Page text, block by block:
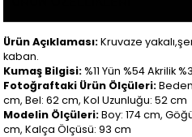
Ürün Açıklaması:Kruvaze
kaban.
Kumaş Bilgisi:%11 Yün %54 Akrilik
Fotoğraftaki Ürün Ölçüleri:
cm, Bel: 62 cm, Kol Uzunluğu: 52 cm
Modelin Ölçüleri:Boy: 174 cm,
cm, Kalça Ölçüsü: 93 cm